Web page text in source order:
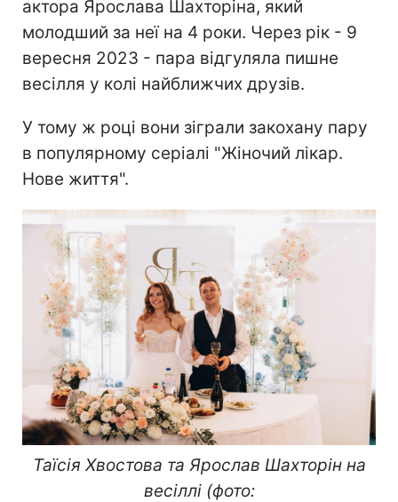
актора Ярослава Шахторіна, який
молодший за неї на 4 роки. Через рік - 9
вересня 2023 - пара відгуляла пишне
весілля у колі найближчих друзів.
У тому ж році вони зіграли закохану пару
в популярному серіалі "Жіночий лікар.
Нове життя".
Таїсія Хвостова та Ярослав Шахторін на
весіллі (фото: